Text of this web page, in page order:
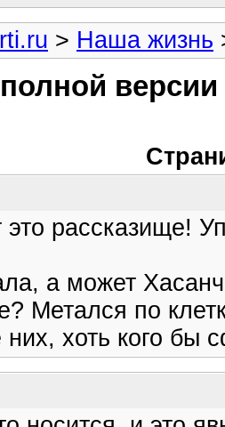
> Наша жизнь
это рассказище!
а может
Метался по
них, хоть кого бы